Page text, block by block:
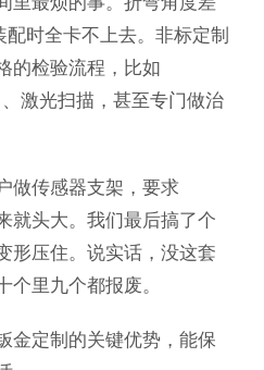
配时全卡不上去。非标定制
的检验流程，比如
激光扫描，甚至专门做治
做传感器支架，要求
就头大。我们最后搞了个
形压住。说实话，没这套
里九个都报废。
金定制的关键优势，能保